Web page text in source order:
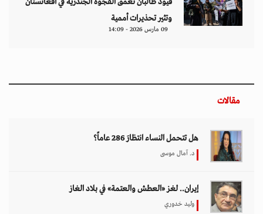
وتثير تحذيرات أممية
09 مارس 2026 - 14:09
مقالات
هل تتحمل النساء انتظارَ 286 عاماً؟
د. آمال موسى
إيران.. لغز «العطش والعتمة» في بلاد الغاز
وليد خدوري